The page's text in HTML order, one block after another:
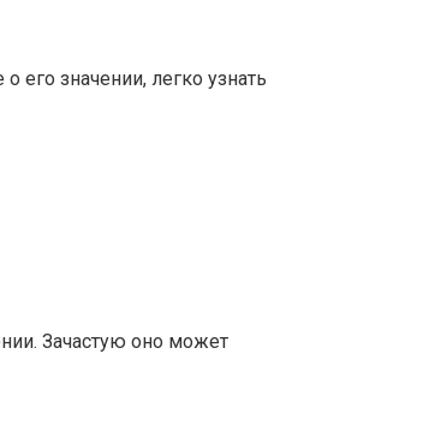
его значении, легко узнать
Зачастую оно может